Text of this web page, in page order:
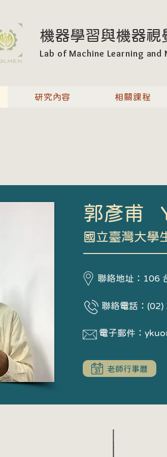
機器學習與機器視
Lab of Machine Learning and
研究內容 相關課程
郭彥甫
國立臺灣大
聯絡地址：106
​聯絡電話： (02)
​電子郵件：
老師行事曆